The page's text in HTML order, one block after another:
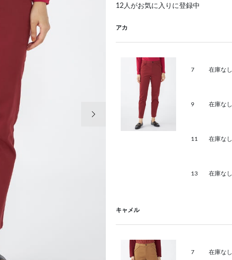
12人がお気に入りに登録中
アカ
7 在庫なし
9 在庫なし
11 在庫なし
13 在庫なし
キャメル
7 在庫なし